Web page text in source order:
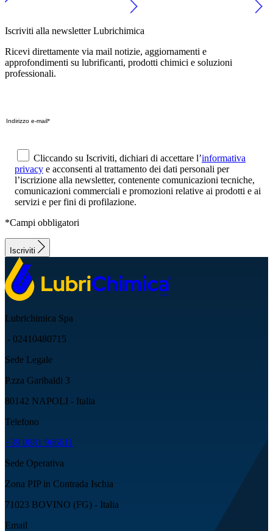
Iscriviti alla newsletter Lubrichimica
Ricevi direttamente via mail notizie, aggiornamenti e
approfondimenti su lubrificanti, prodotti chimici e soluzioni
professionali.
Cliccando su Iscriviti, dichiari di accettare l’informativa
privacy e acconsenti al trattamento dei dati personali per
l’iscrizione alla newsletter, contenente comunicazioni tecniche,
comunicazioni commerciali e promozioni relative ai prodotti e ai
servizi e per fini di profilazione.
*Campi obbligatori
Iscriviti
Lubrichimica Spa
- 02410480715
Sede Legale
P.zza Garibaldi 3
80142 NAPOLI - Italia
Telefono
+39 0881 966611
Sede Operativa
Zona PIP in Contrada Ischia
71023 BOVINO (FG) - Italia
Email